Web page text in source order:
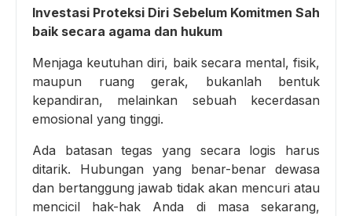
Investasi Proteksi Diri Sebelum Komitmen Sah
baik secara agama dan hukum
Menjaga keutuhan diri, baik secara mental, fisik,
maupun ruang gerak, bukanlah bentuk
kepandiran, melainkan sebuah kecerdasan
emosional yang tinggi.
Ada batasan tegas yang secara logis harus
ditarik. Hubungan yang benar-benar dewasa
dan bertanggung jawab tidak akan mencuri atau
mencicil hak-hak Anda di masa sekarang,